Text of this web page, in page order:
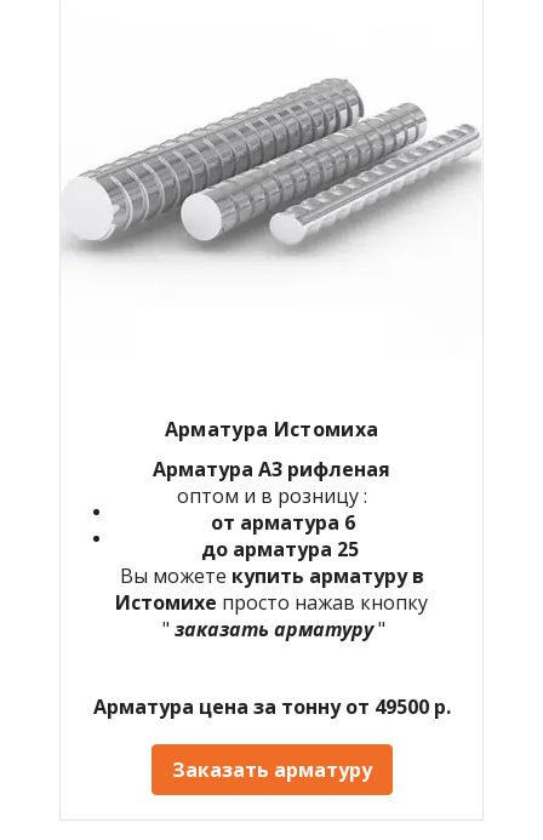
Арматура Истомиха
Арматура А3 рифленая
оптом и в розницу :
от арматура 6
до арматура 25
Вы можете купить арматуру в
Истомихе просто нажав кнопку
" заказать арматуру"
Арматура цена за тонну от 49500 р.
Заказать арматуру